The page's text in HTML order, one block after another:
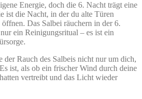
Energie, doch die 6. Nacht trägt eine
ist die Nacht, in der du alte Türen
Das Salbei räuchern in der 6.
ein Reinigungsritual – es ist ein
der Rauch des Salbeis nicht nur um dich,
ist, als ob ein frischer Wind durch deine
vertreibt und das Licht wieder